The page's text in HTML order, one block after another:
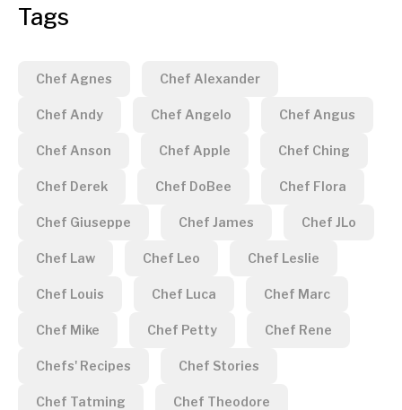
Tags
Chef Agnes Chef Alexander
Chef Andy Chef Angelo Chef Angus
Chef Anson Chef Apple Chef Ching
Chef Derek Chef DoBee Chef Flora
Chef Giuseppe Chef James Chef JLo
Chef Law Chef Leo Chef Leslie
Chef Louis Chef Luca Chef Marc
Chef Mike Chef Petty Chef Rene
Chefs' Recipes Chef Stories
Chef Tatming Chef Theodore